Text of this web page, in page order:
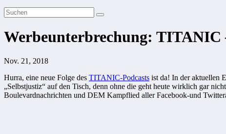
Werbeunterbrechung: TITANIC
Nov. 21, 2018
Hurra, eine neue Folge des TITANIC-Podcasts ist da! In der aktuellen
„Selbstjustiz“ auf den Tisch, denn ohne die geht heute wirklich gar
Boulevardnachrichten und DEM Kampflied aller Facebook-und